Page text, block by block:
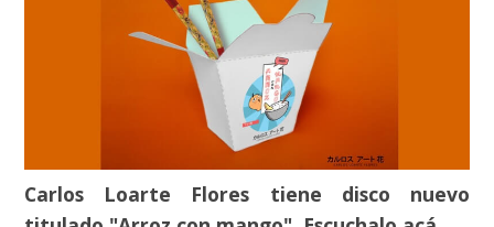
Carlos Loarte Flores tiene disco nuevo